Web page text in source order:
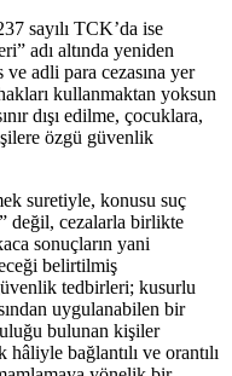
sayılı TCK’da ise
adı altında yeniden
adli para cezasına yer
kullanmaktan yoksun
dışı edilme, çocuklara,
özgü güvenlik
suretiyle, konusu suç
değil, cezalarla birlikte
sonuçların yani
belirtilmiş
tedbirleri; kusurlu
uygulanabilen bir
bulunan kişiler
hâliyle bağlantılı ve orantılı